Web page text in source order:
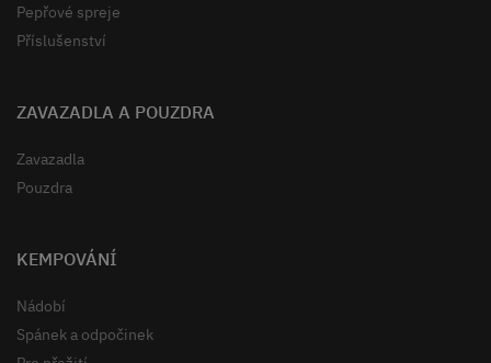
Pepřové spreje
Příslušenství
ZAVAZADLA A POUZDRA
Zavazadla
Pouzdra
KEMPOVÁNÍ
Nádobí
Spánek a odpočinek